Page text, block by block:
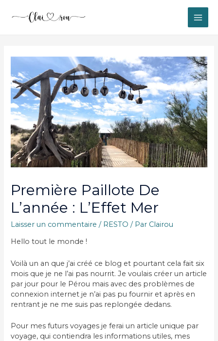
Première Paillote De
L’année : L’Effet Mer
Laisser un commentaire / RESTO / Par Clairou
Hello tout le monde !
Voilà un an que j’ai créé ce blog et pourtant cela fait six
mois que je ne l’ai pas nourrit. Je voulais créer un article
par jour pour le Pérou mais avec des problèmes de
connexion internet je n’ai pas pu fournir et après en
rentrant je ne me suis pas replongée dedans.
Pour mes futurs voyages je ferai un article unique par
voyage, qui contiendra les informations utiles, mes